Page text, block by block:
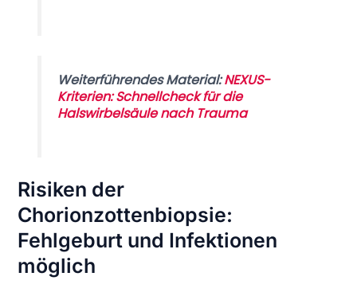
Weiterführendes Material:NEXUS-
Kriterien: Schnellcheck für die
Halswirbelsäule nach Trauma
Risiken der
Chorionzottenbiopsie:
Fehlgeburt und Infektionen
möglich